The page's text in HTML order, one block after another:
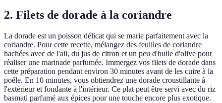
2. Filets de dorade à la coriandre
La dorade est un poisson délicat qui se marie parfaitement avec la
coriandre. Pour cette recette, mélangez des feuilles de coriandre
hachées avec de l'ail, du jus de citron et un peu d'huile d'olive pour
réaliser une marinade parfumée. Immergez vos filets de dorade dans
cette préparation pendant environ 30 minutes avant de les cuire à la
poêle. En 10 minutes, vous obtiendrez une dorade croustillante à
l'extérieur et fondante à l'intérieur. Ce plat peut être servi avec du riz
basmati parfumé aux épices pour une touche encore plus exotique.